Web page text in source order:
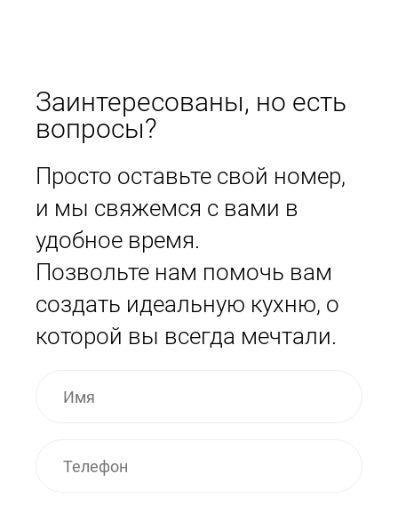
Заинтересованы, но есть
вопросы?
Просто оставьте свой номер,
и мы свяжемся с вами в
удобное время.
Позвольте нам помочь вам
создать идеальную кухню, о
которой вы всегда мечтали.